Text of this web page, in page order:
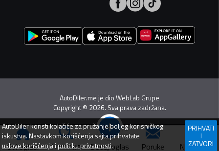
Svi oglasi Pretraga Dodaj oglas Poruke Navigacija
AutoDiler.me je dioWebLab Grupe
Copyright© 2026. Sva prava zadržana.
AutoDilerkoristi kolačiće za pružanje boljeg korisničkog
iskustva. Nastavkom korišćenja sajta prihvatate
uslove korišćenjaipolitiku privatnosti.
PRIHVATI
I
ZATVORI